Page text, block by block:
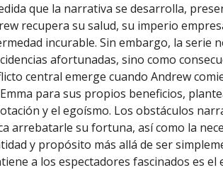
que la narrativa se desarrolla,
recupera su salud, su imperio
incurable. Sin embargo, la serie
afortunadas, sino como
central emerge cuando Andrew
para sus propios beneficios,
y el egoísmo. Los obstáculos
arrebatarle su fortuna, así como la
y propósito más allá de ser
a los espectadores fascinados es